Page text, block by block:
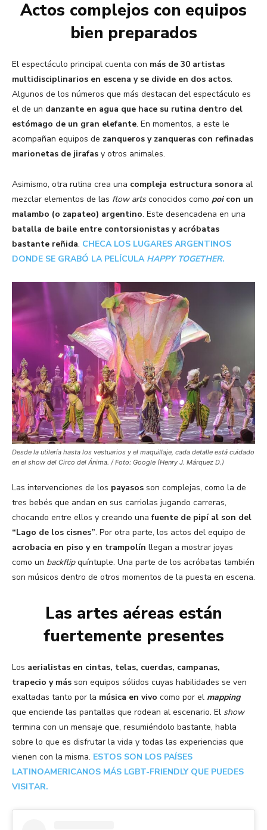
Actos complejos con equipos
bien preparados
El espectáculo principal cuenta con más de 30 artistas
multidisciplinarios en escena y se divide en dos actos.
Algunos de los números que más destacan del espectáculo es
el de un danzante en agua que hace su rutina dentro del
estómago de un gran elefante. En momentos, a este le
acompañan equipos de zanqueros y zanqueras con refinadas
marionetas de jirafas y otros animales.
Asimismo, otra rutina crea una compleja estructura sonora al
mezclar elementos de las flow artsconocidos como poicon un
malambo (o zapateo) argentino. Este desencadena en una
batalla de baile entre contorsionistas y acróbatas
bastante reñida. CHECA LOS LUGARES ARGENTINOS
DONDE SE GRABÓ LA PELÍCULA HAPPY TOGETHER.
Desde la utilería hasta los vestuarios y el maquillaje, cada detalle está cuidado
en el show del Circo del Ánima. / Foto: Google (Henry J. Márquez D.)
Las intervenciones de los payasos son complejas, como la de
tres bebés que andan en sus carriolas jugando carreras,
chocando entre ellos y creando una fuente de pipí al son del
“Lago de los cisnes”. Por otra parte, los actos del equipo de
acrobacia en piso y en trampolín llegan a mostrar joyas
como un backflipquíntuple. Una parte de los acróbatas también
son músicos dentro de otros momentos de la puesta en escena.
Las artes aéreas están
fuertemente presentes
Los aerialistas en cintas, telas, cuerdas, campanas,
trapecio y más son equipos sólidos cuyas habilidades se ven
exaltadas tanto por la música en vivo como por el mapping
que enciende las pantallas que rodean al escenario. El show
termina con un mensaje que, resumiéndolo bastante, habla
sobre lo que es disfrutar la vida y todas las experiencias que
vienen con la misma. ESTOS SON LOS PAÍSES
LATINOAMERICANOS MÁS LGBT-FRIENDLY QUE PUEDES
VISITAR.